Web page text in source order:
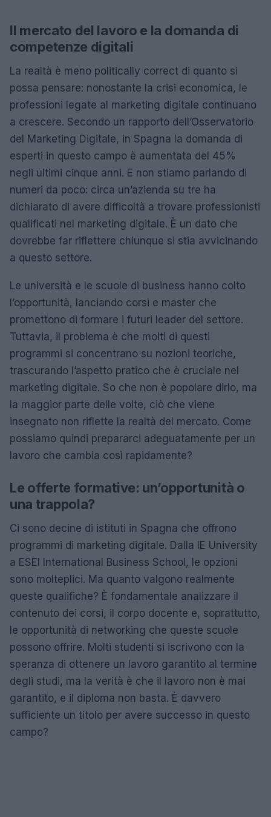
Il mercato del lavoro e la domanda di
competenze digitali
La realtà è meno politically correct di quanto si
possa pensare: nonostante la crisi economica, le
professioni legate al marketing digitale continuano
a crescere. Secondo un rapporto dell’Osservatorio
del Marketing Digitale, in Spagna la domanda di
esperti in questo campo è aumentata del 45%
negli ultimi cinque anni. E non stiamo parlando di
numeri da poco: circa un’azienda su tre ha
dichiarato di avere difficoltà a trovare professionisti
qualificati nel marketing digitale. È un dato che
dovrebbe far riflettere chiunque si stia avvicinando
a questo settore.
Le università e le scuole di business hanno colto
l’opportunità, lanciando corsi e master che
promettono di formare i futuri leader del settore.
Tuttavia, il problema è che molti di questi
programmi si concentrano su nozioni teoriche,
trascurando l’aspetto pratico che è cruciale nel
marketing digitale. So che non è popolare dirlo, ma
la maggior parte delle volte, ciò che viene
insegnato non riflette la realtà del mercato. Come
possiamo quindi prepararci adeguatamente per un
lavoro che cambia così rapidamente?
Le offerte formative: un’opportunità o
una trappola?
Ci sono decine di istituti in Spagna che offrono
programmi di marketing digitale. Dalla IE University
a ESEI International Business School, le opzioni
sono molteplici. Ma quanto valgono realmente
queste qualifiche? È fondamentale analizzare il
contenuto dei corsi, il corpo docente e, soprattutto,
le opportunità di networking che queste scuole
possono offrire. Molti studenti si iscrivono con la
speranza di ottenere un lavoro garantito al termine
degli studi, ma la verità è che il lavoro non è mai
garantito, e il diploma non basta. È davvero
sufficiente un titolo per avere successo in questo
campo?